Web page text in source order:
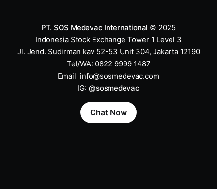
PT. SOS Medevac International © 2025
Indonesia Stock Exchange Tower 1 Level 3
Jl. Jend. Sudirman kav 52-53 Unit 304, Jakarta 12190
Tel/WA: 0822 9999 1487
Email: info@sosmedevac.com
IG:@sosmedevac
Chat Now